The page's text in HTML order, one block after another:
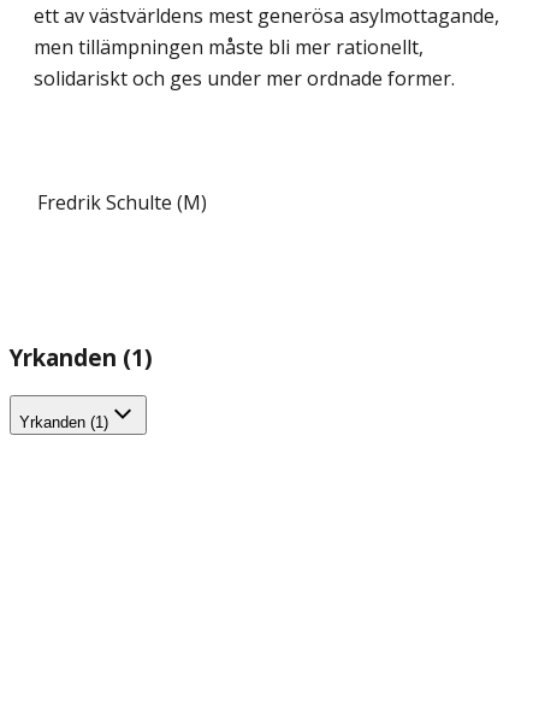
ett av västvärldens mest generösa asylmottagande,
men tillämpningen måste bli mer rationellt,
solidariskt och ges under mer ordnade former.
Fredrik Schulte (M)
Yrkanden (1)
Yrkanden (1)